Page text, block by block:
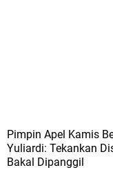
Pimpin Apel Kamis
Yuliardi: Tekankan
Bakal Dipanggil